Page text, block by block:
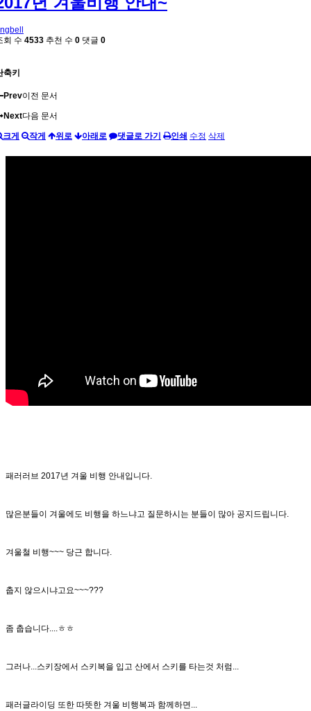
회 수 4533 추천 수 0 댓글 0
축키
Prev이전 문서
Next다음 문서
크게 작게 위로 아래로 댓글로 가기 인쇄 수정 삭제
패러러브 2017년 겨울 비행 안내입니다.
많은분들이 겨울에도 비행을 하느냐고 질문하시는 분들이 많아 공지드립니다.
겨울철 비행~~~ 당근 합니다.
춥지 않으시냐고요~~~???
좀 춥습니다....ㅎㅎ
그러나...스키장에서 스키복을 입고 산에서 스키를 타는것 처럼...
패러글라이딩 또한 따뜻한 겨울 비행복과 함께하면...